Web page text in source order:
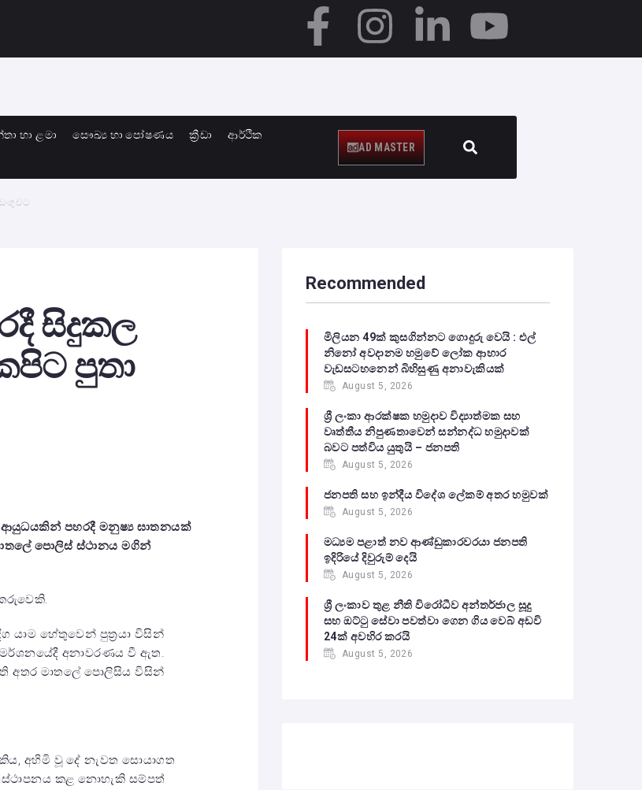
හා ළමා සෞඛ්‍ය හා පෝෂණය ක්‍රීඩා
ආර්ථික
AD MASTER
සිදුකල
පුතා
ආයුධයකින් පහරදී මනුෂ්‍ය ඝාතනයක්
පොලිස් ස්ථානය මගින්
යාම හේතුවෙන් පුත්‍රයා විසින්
අනාවරණය වී ඇත.
අතර මාතලේ පොලිසිය විසින්
අහිමි වූ දේ නැවත සොයාගත
කළ නොහැකි සම්පත්
Recommended
මිලියන 49ක් කුසගින්නට ගොදුරු වෙයි : එල්
නිනෝ අවදානම හමුවේ ලෝක ආහාර
වැඩසටහනෙන් බිහිසුණු අනාවැකියක්
August 5, 2026
ශ්‍රී ලංකා ආරක්ෂක හමුදාව විද්‍යාත්මක සහ
වෘත්තීය නිපුණතාවෙන් සන්නද්ධ හමුදාවක්
බවට පත්විය යුතුයි – ජනපති
August 5, 2026
ජනපති සහ ඉන්දීය විදේශ ලේකම් අතර හමුවක්
August 5, 2026
මධ්‍යම පළාත් නව ආණ්ඩුකාරවරයා ජනපති
ඉදිරියේ දිවුරුම් දෙයි
August 5, 2026
ශ්‍රී ලංකාව තුළ නීති විරෝධීව අන්තර්ජාල සූදු
සහ ඔට්ටු සේවා පවත්වා ගෙන ගිය වෙබ් අඩවි
24ක් අවහිර කරයි
August 5, 2026